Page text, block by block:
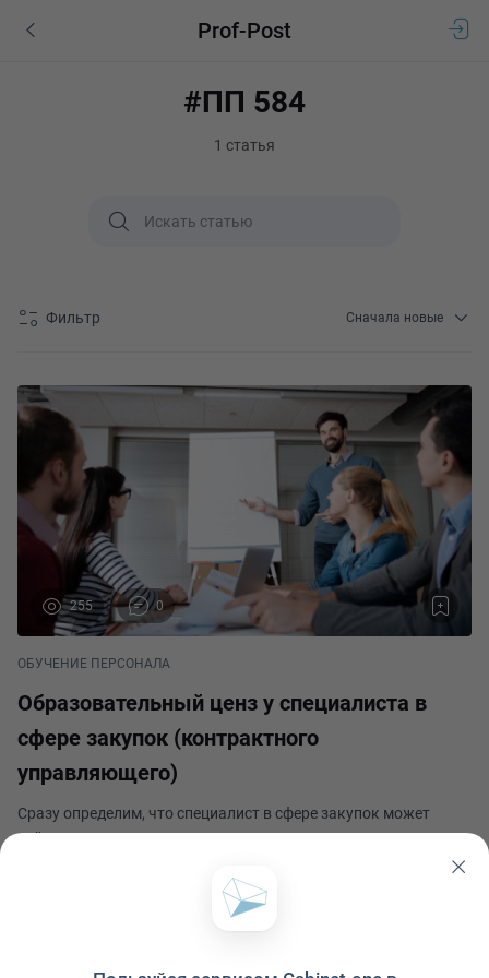
Prof-Post
#ПП 584
1 статья
Фильтр Сначала новые
255 0
ОБУЧЕНИЕ ПЕРСОНАЛА
Образовательный ценз у специалиста в
сфере закупок (контрактного
управляющего)
Сразу определим, что специалист в сфере закупок может
действовать как со стороны Заказчика, так и со стороны
стороны Заказчика, то это работник государственного
учреждения, или госкорпорации, или государственног
Опубликовано 1 июня 2021